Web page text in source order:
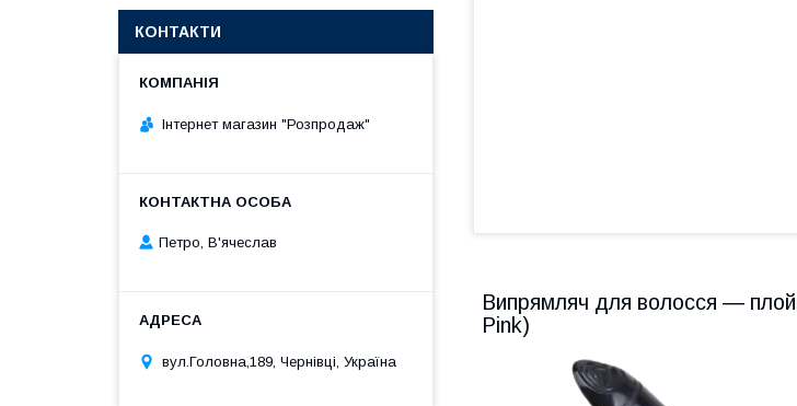
Випрямляч для волосся ―
Pink)
КОНТАКТИ
Інтернет магазин "Розпродаж"
Петро, В'ячеслав
вул.Головна,189, Чернівці, Україна